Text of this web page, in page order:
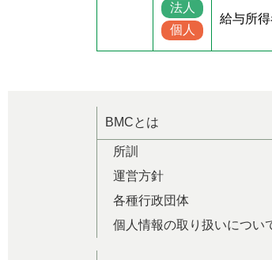
法人
個人
給与所
BMCとは
所訓
運営方針
各種行政団体
個人情報の取り扱いについ